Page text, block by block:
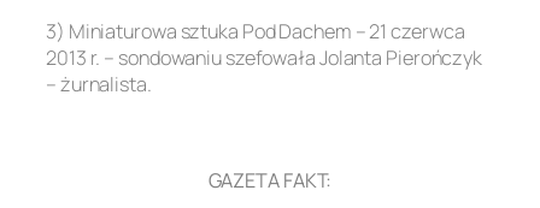
3) Miniaturowa sztuka Pod Dachem – 21 czerwca
2013 r. – sondowaniu szefowała Jolanta Pierończyk
– żurnalista.
GAZETA FAKT: